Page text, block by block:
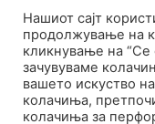
текст, може да се
насловот,
фотографија) и
Преземање содржини
не е дозволено и
Законот
Developed by
Нашиот сајт
продолжување на
кликнување на “Се
зачувуваме
вашето искуство
колачиња,
колачиња за